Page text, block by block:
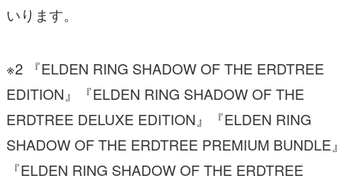
いります。
※2 『ELDEN RING SHADOW OF THE ERDTREE
EDITION』『ELDEN RING SHADOW OF THE
ERDTREE DELUXE EDITION』『ELDEN RING
SHADOW OF THE ERDTREE PREMIUM BUNDLE』
『ELDEN RING SHADOW OF THE ERDTREE